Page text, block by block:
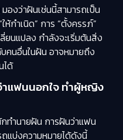
มองว่าฝันเช่นนี้สามารถเป็น
ห้กำเนิด” การ “ตั้งครรภ์”
ยนแปลง กำลังจะเริ่มต้นสิ่ง
คนอื่นในฝัน อาจหมายถึง
ได้
แฟนนอกใจ ทําผู้หญิง
ทำนายฝัน การฝันว่าแฟน
แบ่งความหมายได้ดังนี้